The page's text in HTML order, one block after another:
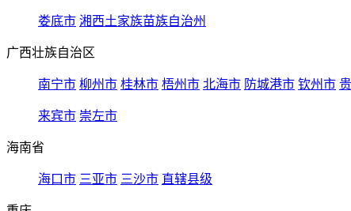
娄底市 湘西土家族苗族自治州
广西壮族自治区
南宁市 柳州市 桂林市 梧州市 北海市 防城港市 钦州市
来宾市 崇左市
海南省
海口市 三亚市 三沙市 直辖县级